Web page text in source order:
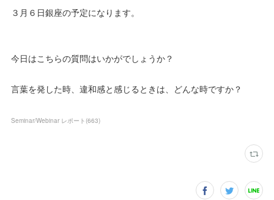
３月６日銀座の予定になります。
今日はこちらの質問はいかがでしょうか？
言葉を発した時、違和感と感じるときは、どんな時ですか？
Seminar/Webinar レポート (663)